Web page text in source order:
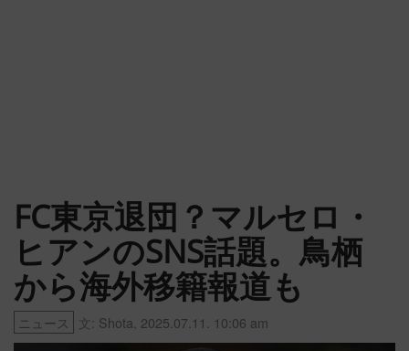
FC東京退団？マルセロ・
ヒアンのSNS話題。鳥栖
から海外移籍報道も
ニュース 文: Shota 2025.07.11. 10:06 am